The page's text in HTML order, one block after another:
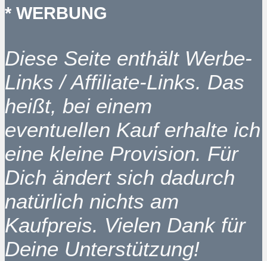
* WERBUNG
Diese Seite enthält Werbe-
Links / Affiliate-Links. Das
heißt, bei einem
eventuellen Kauf erhalte ich
eine kleine Provision. Für
Dich ändert sich dadurch
natürlich nichts am
Kaufpreis. Vielen Dank für
Deine Unterstützung!